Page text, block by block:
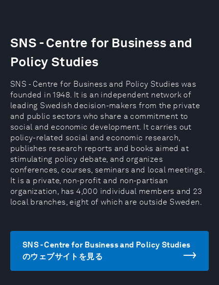
SNS - Centre for Business and
Policy Studies
SNS - Centre for Business and Policy Studies was
founded in 1948. It is an independent network of
leading Swedish decision-makers from the private
and public sectors who share a commitment to
social and economic development. It carries out
policy-related social and economic research,
publishes research reports and books aimed at
stimulating policy debate, and organizes
conferences, courses, seminars and local meetings.
It is a private, non-profit and non-partisan
organization, has 4,000 individual members and 23
local branches, eight of which are outside Sweden.
SNS - Centre for Business and Policy Studies
のウェブサイトを見る